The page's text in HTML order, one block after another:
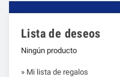
Lista de deseos
Ningún producto
» Mi lista de regalos